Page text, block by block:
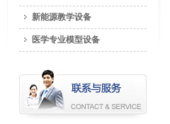
新能源教学设备
医学专业模型设备